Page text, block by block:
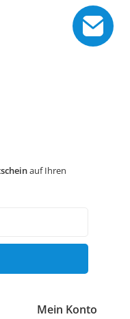
auf Ihren
Mein Konto